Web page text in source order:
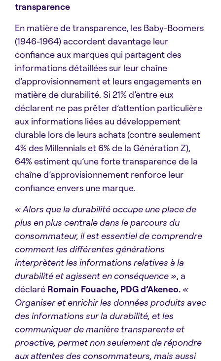
transparence
En matière de transparence, les Baby-Boomers
(1946-1964) accordent davantage leur
confiance aux marques qui partagent des
informations détaillées sur leur chaîne
d’approvisionnement et leurs engagements en
matière de durabilité. Si 21% d’entre eux
déclarent ne pas prêter d’attention particulière
aux informations liées au développement
durable lors de leurs achats (contre seulement
4% des Millennials et 6% de la Génération Z),
64% estiment qu’une forte transparence de la
chaîne d’approvisionnement renforce leur
confiance envers une marque.
« Alors que la durabilité occupe une place de
plus en plus centrale dans le parcours du
consommateur, il est essentiel de comprendre
comment les différentes générations
interprètent les informations relatives à la
durabilité et agissent en conséquence », a
déclaré Romain Fouache, PDG d’Akeneo. «
Organiser et enrichir les données produits avec
des informations sur la durabilité, et les
communiquer de manière transparente et
proactive, permet non seulement de répondre
aux attentes des consommateurs, mais aussi